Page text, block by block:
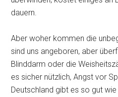
dauern.
Aber woher kommen die
sind uns angeboren, aber
Blinddarm oder die
es sicher nützlich, Angst vor
Deutschland gibt es so gut